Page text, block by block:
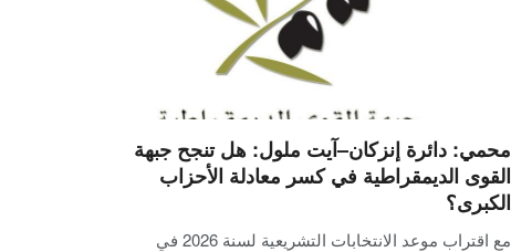
محمي: دائرة إنزكان–آيت ملول: هل تنجح جبهة
القوى الديمقراطية في كسر معادلة الأحزاب
الكبرى؟
مع اقتراب موعد الانتخابات التشريعية لسنة 2026 في